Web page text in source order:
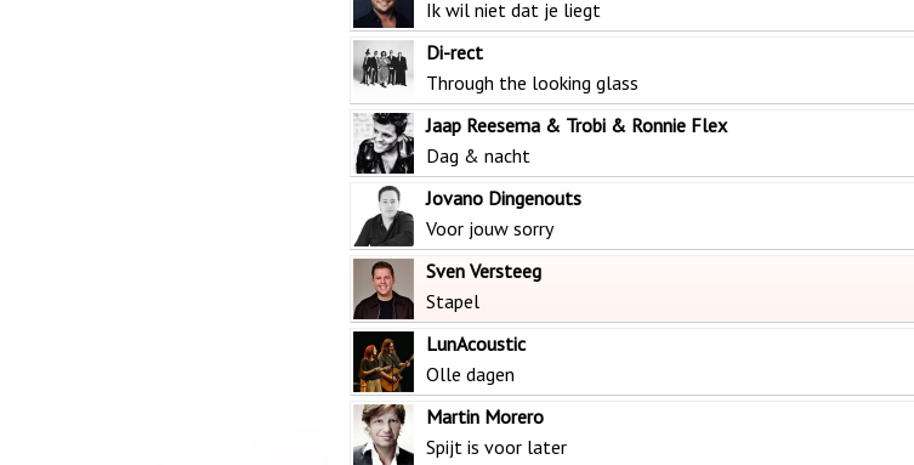
Ik wil niet dat je liegt
Di-rect
Through the looking glass
Jaap Reesema & Trobi & Ronnie Flex
Dag & nacht
Jovano Dingenouts
Voor jouw sorry
Sven Versteeg
Stapel
LunAcoustic
Olle dagen
Martin Morero
Spijt is voor later